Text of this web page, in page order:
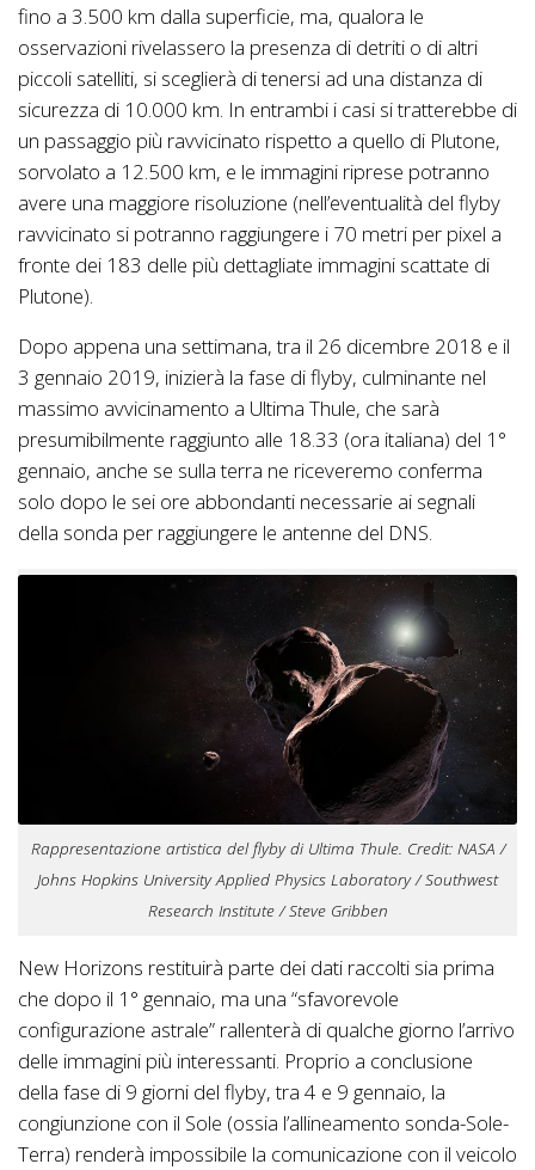
fino a 3.500 km dalla superficie, ma, qualora le
osservazioni rivelassero la presenza di detriti o di altri
piccoli satelliti, si sceglierà di tenersi ad una distanza di
sicurezza di 10.000 km. In entrambi i casi si tratterebbe di
un passaggio più ravvicinato rispetto a quello di Plutone,
sorvolato a 12.500 km, e le immagini riprese potranno
avere una maggiore risoluzione (nell’eventualità del flyby
ravvicinato si potranno raggiungere i 70 metri per pixel a
fronte dei 183 delle più dettagliate immagini scattate di
Plutone).
Dopo appena una settimana, tra il 26 dicembre 2018 e il
3 gennaio 2019, inizierà la fase di flyby, culminante nel
massimo avvicinamento a Ultima Thule, che sarà
presumibilmente raggiunto alle 18.33 (ora italiana) del 1°
gennaio, anche se sulla terra ne riceveremo conferma
solo dopo le sei ore abbondanti necessarie ai segnali
della sonda per raggiungere le antenne del DNS.
Rappresentazione artistica del flyby di Ultima Thule. Credit: NASA /
Johns Hopkins University Applied Physics Laboratory / Southwest
Research Institute / Steve Gribben
New Horizons restituirà parte dei dati raccolti sia prima
che dopo il 1° gennaio, ma una “sfavorevole
configurazione astrale” rallenterà di qualche giorno l’arrivo
delle immagini più interessanti. Proprio a conclusione
della fase di 9 giorni del flyby, tra 4 e 9 gennaio, la
congiunzione con il Sole (ossia l’allineamento sonda-Sole-
Terra) renderà impossibile la comunicazione con il veicolo